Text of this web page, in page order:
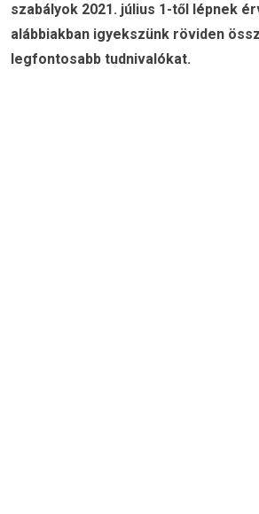
szabályok 2021. július 1-től lépnek
alábbiakban igyekszünk röviden
legfontosabb tudnivalókat.